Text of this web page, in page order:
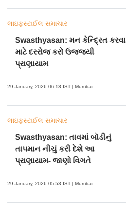
લાઇફસ્ટાઈલ સમાચાર
Swasthyasan: મન કેન્દ્રિત કરવા
માટે દરરોજ કરો ઉજ્જયી
પ્રાણાયામ
29 January, 2026 06:18 IST | Mumbai
લાઇફસ્ટાઈલ સમાચાર
Swasthyasan: તાવમાં બૉડીનું
તાપમાન નીચું કરી દેશે આ
પ્રાણાયામ- જાણો વિગતે
29 January, 2026 05:53 IST | Mumbai